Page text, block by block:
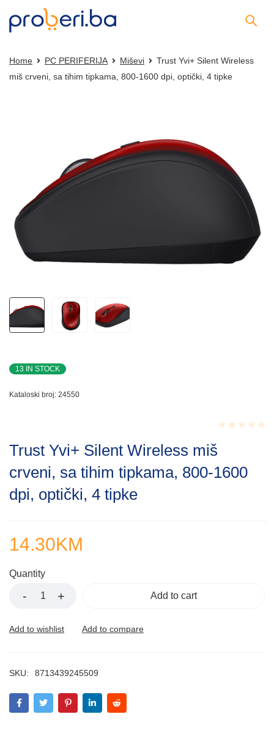
Home PC PERIFERIJA Miševi
Trust Yvi+ Silent Wireless
miš crveni, sa tihim tipkama, 800-1600 dpi, optički, 4 tipke
13 IN STOCK
Kataloski broj: 24550
of
5
Trust Yvi+ Silent Wireless miš
crveni, sa tihim tipkama, 800-1600
dpi, optički, 4 tipke
14.30KM
Quantity
Add to cart
SKU: 8713439245509